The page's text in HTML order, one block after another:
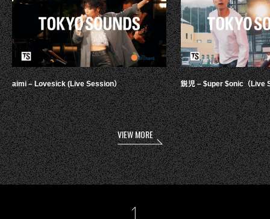
aimi – Lovesick (Live Session） 鋭児 – $uper $onic（Live
VIEW MORE